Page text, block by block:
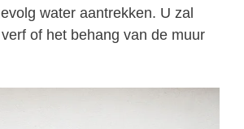
water aantrekken. U zal
of het behang van de muur